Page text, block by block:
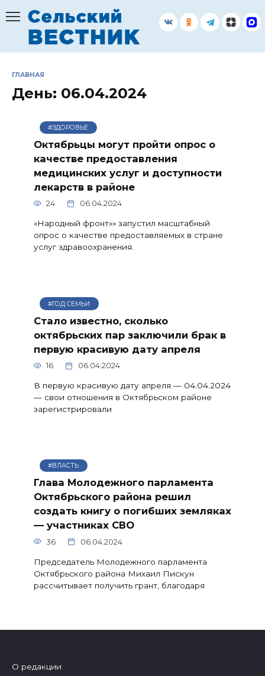
содержанию
ГЛАВНАЯ
День: 06.04.2024
#ЗДОРОВЬЕ
Октябрьцы могут пройти опрос о
качестве предоставления
медицинских услуг и доступности
лекарств в районе
24 06.04.2024
«Народный фронт»» запустил масштабный
опрос о качестве предоставляемых в стране
услуг здравоохранения.
#ГОД СЕМЬИ
Стало известно, сколько
октябрьских пар заключили брак в
первую красивую дату апреля
16 06.04.2024
В первую красивую дату апреля — 04.04.2024
— свои отношения в Октябрьском районе
зарегистрировали
#ВЛАСТЬ
Глава Молодежного парламента
Октябрьского района решил
создать книгу о погибших земляках
— участниках СВО
36 06.04.2024
Председатель Молодежного парламента
Октябрьского района Михаил Пискун
рассчитывает получить грант, благодаря
О редакции